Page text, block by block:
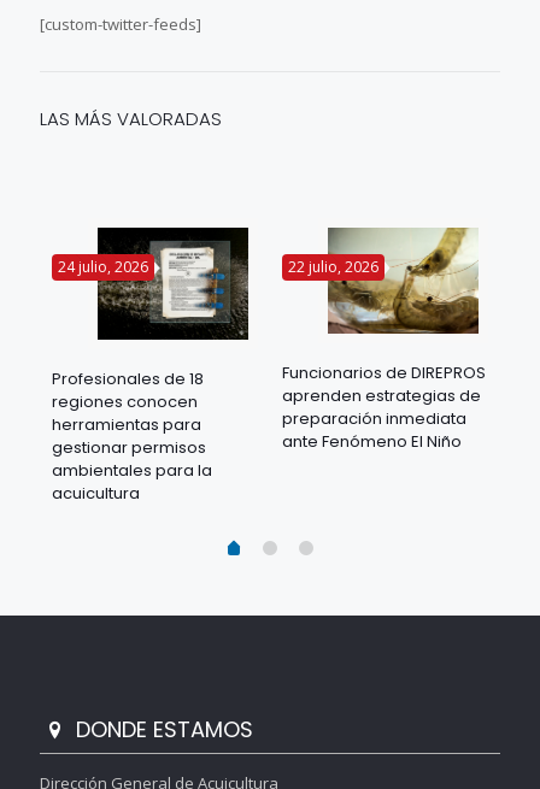
[custom-twitter-feeds]
LAS MÁS VALORADAS
24 julio, 2026
Profesionales de 18
regiones conocen
herramientas para
gestionar permisos
ambientales para la
acuicultura
22 julio, 2026
Funcionarios de DIREPROS
aprenden estrategias de
preparación inmediata
ante Fenómeno El Niño
DONDE ESTAMOS
Dirección General de Acuicultura